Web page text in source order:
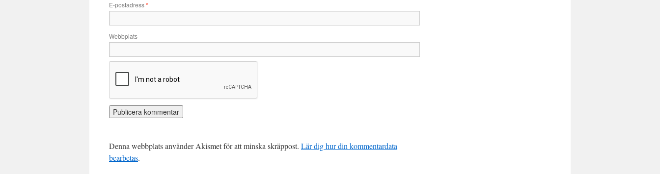
E-postadress*
Webbplats
Denna webbplats använder Akismet för att minska skräppost. Lär dig hur din kommentardata
bearbetas.